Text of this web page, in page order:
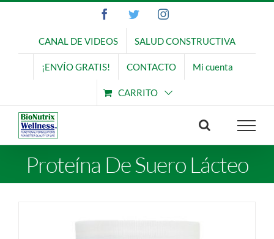
contenido
FacebookTwitterInstagram
CANAL DE VIDEOS SALUD CONSTRUCTIVA
¡ENVÍO GRATIS! CONTACTO Mi cuenta
CARRITO
Proteína De Suero Lácteo